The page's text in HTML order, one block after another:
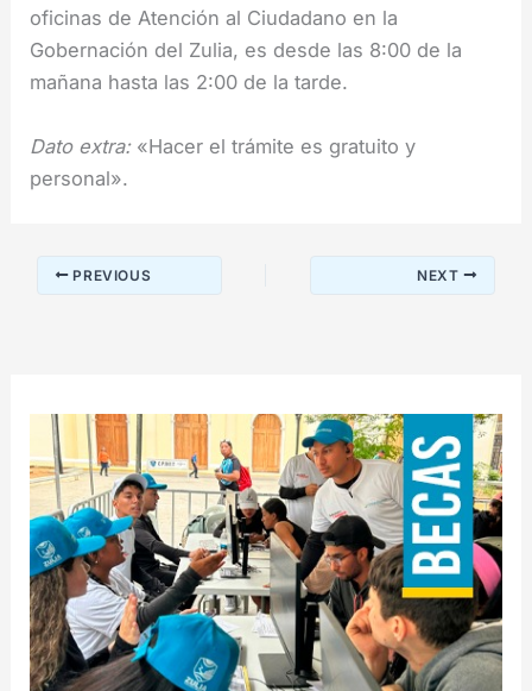
oficinas de Atención al Ciudadano en la
Gobernación del Zulia, es desde las 8:00 de la
mañana hasta las 2:00 de la tarde.
Dato extra:«Hacer el trámite es gratuito y
personal».
PREVIOUS NEXT